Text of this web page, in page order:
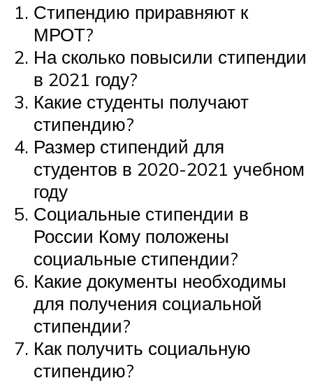
Стипендию приравняют к
МРОТ?
На сколько повысили стипендии
в 2021 году?
Какие студенты получают
стипендию?
Размер стипендий для
студентов в 2020-2021 учебном
году
Социальные стипендии в
России Кому положены
социальные стипендии?
Какие документы необходимы
для получения социальной
стипендии?
Как получить социальную
стипендию?